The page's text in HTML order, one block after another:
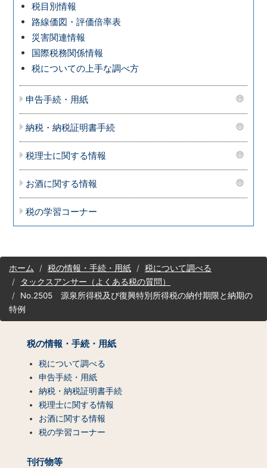
税目別情報
路線価図・評価倍率表
災害関連情報
国際税務関係情報
税についての上手な調べ方
申告手続・用紙
納税・納税証明書手続
税理士に関する情報
お酒に関する情報
税の学習コーナー
サ
イ
ッ
プ
ホーム 税の情報・手続・用紙
税について調べる
タックスアンサー（よくある税の質問）
No.2505 源泉所得税及び復興特別所得税の納付期限と納期の
特例
税の情報・手続・用紙
税について調べる
申告手続・用紙
納税・納税証明書手続
税理士に関する情報
お酒に関する情報
税の学習コーナー
刊行物等